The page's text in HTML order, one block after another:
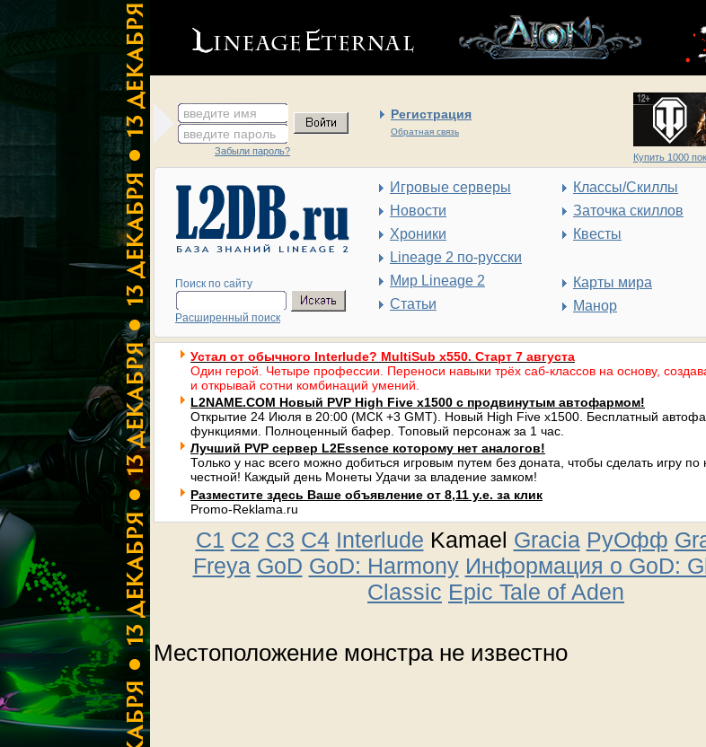
введите имя Регистрация
Обратная связь
введите пароль
Забыли пароль?
Купить 1000
Поиск по сайту
Расширенный поиск
Игровые серверы
Новости
Хроники
Lineage 2 по-русски
Мир Lineage 2
Статьи
Классы/Скиллы
Заточка скиллов
Квесты
Карты мира
Манор
Устал от обычного Interlude? MultiSub x550. Старт 7 августа
Один герой. Четыре профессии. Переноси навыки трёх саб-классов на основу,
и открывай сотни комбинаций умений.
L2NAME.COM Новый PVP High Five x1500 с продвинутым автофармом!
Открытие 24 Июля в 20:00 (МСК +3 GMT). Новый High Five x1500. Бесплатный
функциями. Полноценный бафер. Топовый персонаж за 1 час.
Лучший PVP сервер L2Essence которому нет аналогов!
Только у нас всего можно добиться игровым путем без доната, чтобы сделать игру
честной! Каждый день Монеты Удачи за владение замком!
Разместите здесь Ваше объявление от 8,11 у.е. за клик
Promo-Reklama.ru
C1 C2 C3 C4 Interlude Kamael Gracia РуОфф
Freya GoD GoD: Harmony Информация о GoD:
Classic Epic Tale of Aden
Местоположение монстра не известно